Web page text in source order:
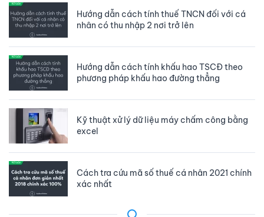
Hướng dẫn cách tính thuế TNCN đối với cá
nhân có thu nhập 2 nơi trở lên
Hướng dẫn cách tính khấu hao TSCĐ theo
phương pháp khấu hao đường thẳng
Kỹ thuật xử lý dữ liệu máy chấm công bằng
excel
Cách tra cứu mã số thuế cá nhân 2021 chính
xác nhất